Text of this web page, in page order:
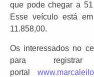
que pode chegar a
Esse veículo está
11.858,00.
Os interessados no
para
portal